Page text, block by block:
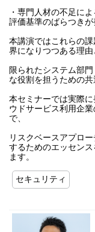
・専門人材の不足に
評価基準のばらつきが
本講演ではこれらの
界になりつつある理由
限られたシステム部
な役割を担うための
本セミナーでは実際
ウドサービス利用企
で、
リスクベースアプロ
するためのエッセン
ます。
セキュリティ